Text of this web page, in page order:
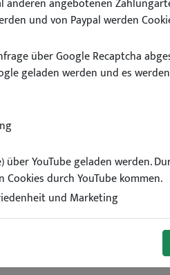
90 x 60
anderen angebotenen
und von Paypal werden
über Google Recaptcha
geladen werden und es
YouTube geladen werden.
durch YouTube kommen.
und Marketing